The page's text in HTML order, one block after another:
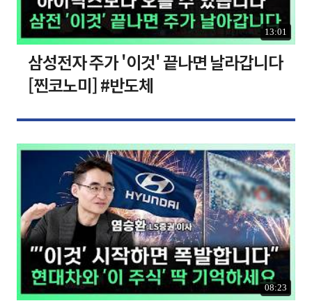
13:01
삼성전자 주가 '이것' 끝나면 날라갑니다
[찐코노미] #반도체
08:23